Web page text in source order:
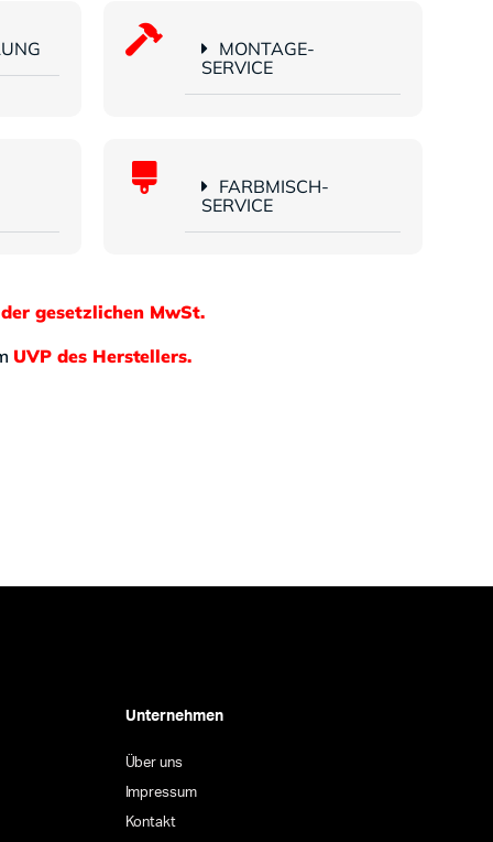
MONTAGE-
SERVICE
FARBMISCH-
SERVICE
gesetzlichen MwSt.
UVP des Herstellers.
Unternehmen
Über uns
Impressum
Kontakt